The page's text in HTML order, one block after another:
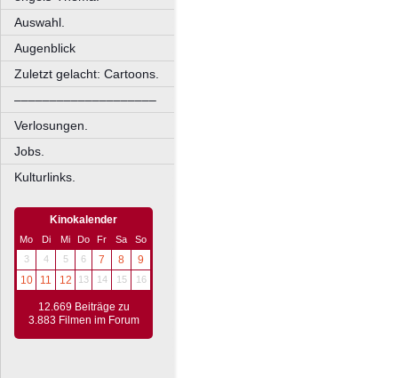
Auswahl.
Augenblick
Zuletzt gelacht: Cartoons.
––––––––––––––––––––
Verlosungen.
Jobs.
Kulturlinks.
Kinokalender
Mo Di Mi Do Fr Sa
So
3
4 5 6 7 8
9
10
11 12 13 14 15 16
12.669 Beiträge zu
3.883 Filmen im Forum